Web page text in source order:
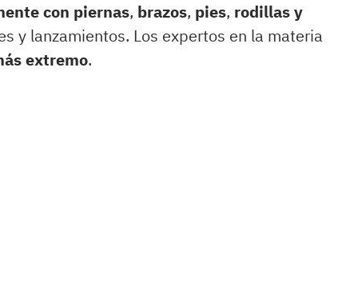
con piernas, brazos, pies, rodillas y
y lanzamientos. Los expertos en la materia
extremo.